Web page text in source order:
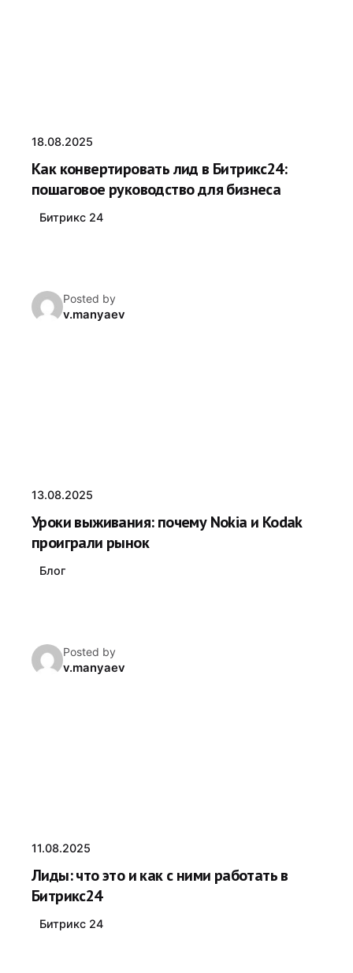
18.08.2025
Как конвертировать лид в Битрикс24:
пошаговое руководство для бизнеса
Битрикс 24
Posted by
v.manyaev
13.08.2025
Уроки выживания: почему Nokia и Kodak
проиграли рынок
Блог
Posted by
v.manyaev
11.08.2025
Лиды: что это и как с ними работать в
Битрикс24
Битрикс 24